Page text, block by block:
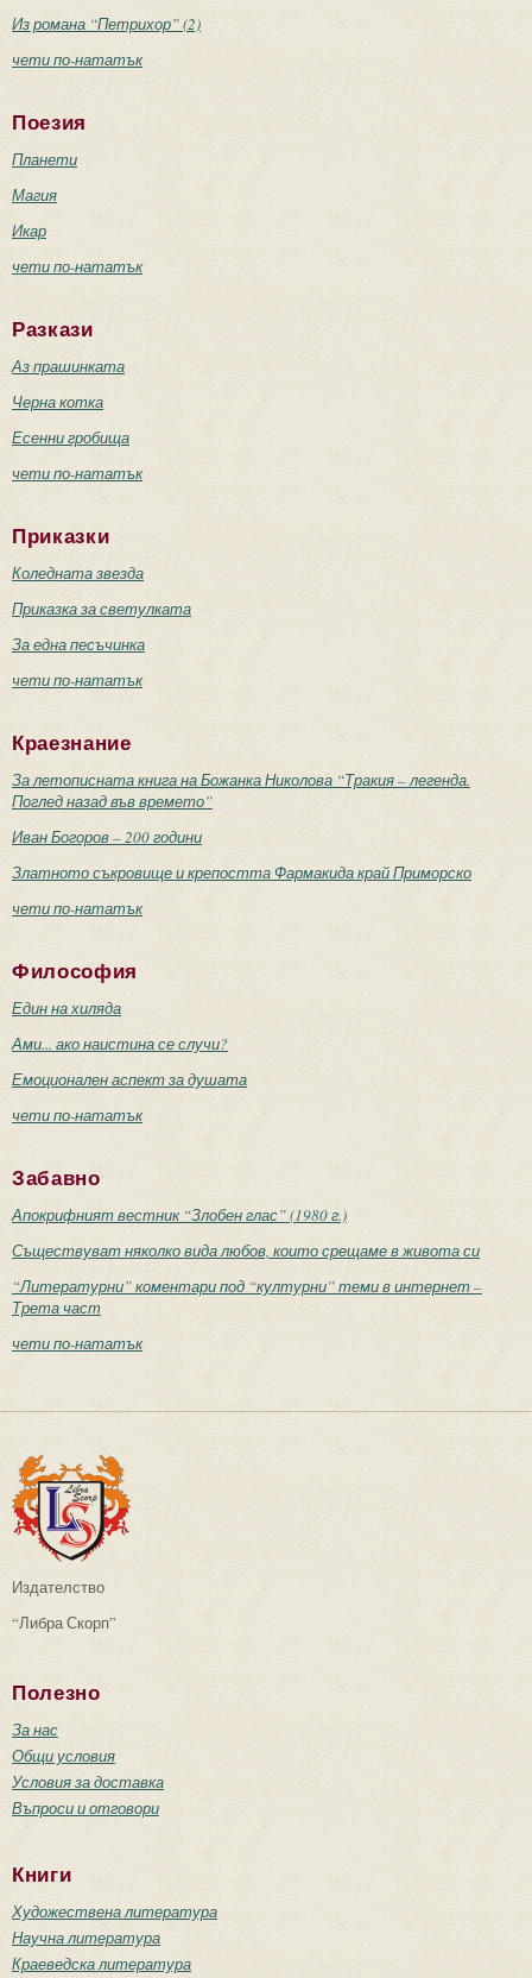
Из романа “Петрихор” (2)
чети по-нататък
Поезия
Планети
Магия
Икар
чети по-нататък
Разкази
Аз прашинката
Черна котка
Есенни гробища
чети по-нататък
Приказки
Коледната звезда
Приказка за светулката
За една песъчинка
чети по-нататък
Краезнание
За летописната книга на Божанка Николова “Тракия – легенда.
Поглед назад във времето”
Иван Богоров – 200 години
Златното съкровище и крепостта Фармакида край Приморско
чети по-нататък
Философия
Един на хиляда
Ами... ако наистина се случи?
Емоционален аспект за душата
чети по-нататък
Забавно
Апокрифният вестник “Злобен глас” (1980 г.)
Съществуват няколко вида любов, които срещаме в живота си
“Литературни” коментари под “културни” теми в интернет –
Трета част
чети по-нататък
Издателство
“Либра Скорп”
Полезно
За нас
Общи условия
Условия за доставка
Въпроси и отговори
Книги
Художествена литература
Научна литература
Краеведска литература